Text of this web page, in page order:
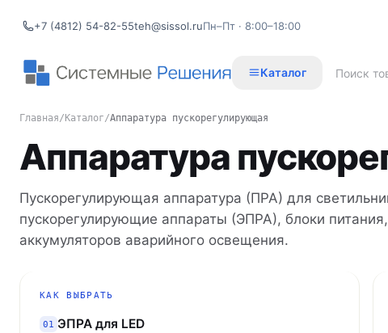
+7 (4812) 54-82-55teh@sissol.ruПн–Пт · 8:00–18:00
Каталог
Главная/ Каталог/Аппаратура пускорегулирующая
Аппаратура
Пускорегулирующая аппаратура (ПРА) для
пускорегулирующие аппараты (ЭПРА), блоки
аккумуляторов аварийного освещения.
КАК ВЫБРАТЬ
01 ЭПРА для LED